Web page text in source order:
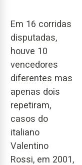
Em 16 corridas
disputadas,
houve 10
vencedores
diferentes mas
apenas dois
repetiram,
casos do
italiano
Valentino
Rossi, em 2001,